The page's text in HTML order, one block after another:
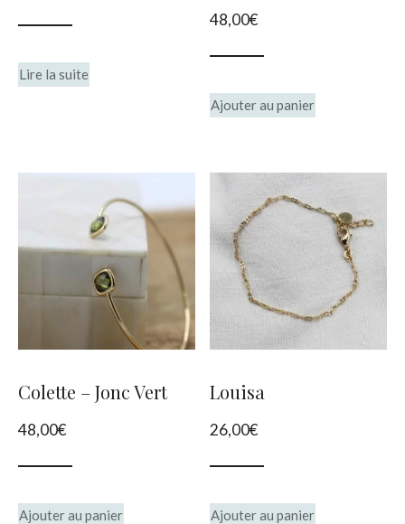
Lire la suite
48,00€
Ajouter au panier
Colette – Jonc Vert
48,00€
Ajouter au panier
Louisa
26,00€
Ajouter au panier